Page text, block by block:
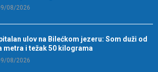
08/2026
ulov na Bilećkom jezeru: Som duži od
metra i težak 50 kilograma
08/2026